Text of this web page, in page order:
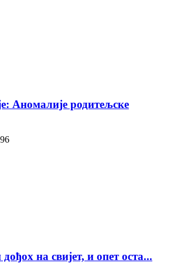
Аномалије родитељске
на свијет, и опет оста...